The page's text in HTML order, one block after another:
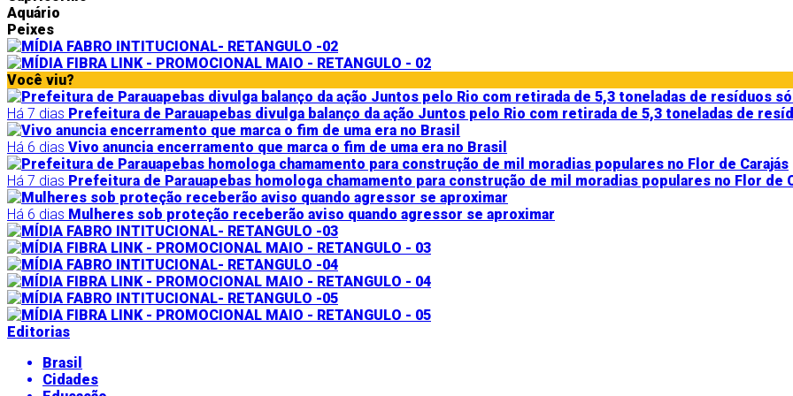
Aquário
Peixes
Você viu?
Há 7 dias Prefeitura de Parauapebas divulga balanço da ação Juntos pelo Rio com retirada de 5,3 toneladas de
Há 6 dias Vivo anuncia encerramento que marca o fim de uma era no Brasil
Há 7 dias Prefeitura de Parauapebas homologa chamamento para construção de mil moradias populares no Flor de
Há 6 dias Mulheres sob proteção receberão aviso quando agressor se aproximar
Editorias
Brasil
Cidades